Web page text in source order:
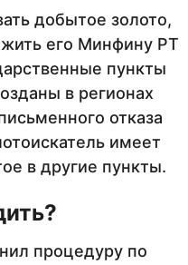
добытое золото,
его Минфину РТ
пункты
в регионах
отказа
имеет
в другие пункты.
процедуру по